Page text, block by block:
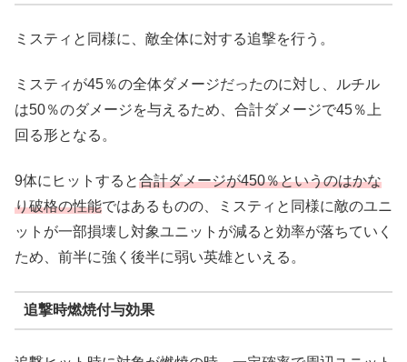
ミスティと同様に、敵全体に対する追撃を行う。
ミスティが45％の全体ダメージだったのに対し、ルチル
は50％のダメージを与えるため、合計ダメージで45％上
回る形となる。
9体にヒットすると合計ダメージが450％というのはかな
り破格の性能ではあるものの、ミスティと同様に敵のユニ
ットが一部損壊し対象ユニットが減ると効率が落ちていく
ため、前半に強く後半に弱い英雄といえる。
追撃時燃焼付与効果